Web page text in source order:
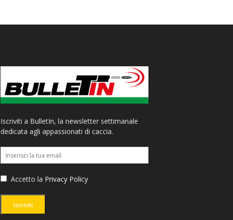
Iscriviti a BulletIn, la newsletter settimanale
dedicata agli appassionati di caccia.
Accetto la Privacy Policy
Iscriviti